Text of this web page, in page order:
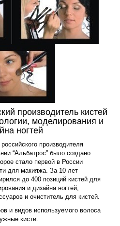
производитель кистей
моделирования и
ногтей
производителя
“Альбатрос” было создано
стало первой в России
для макияжа. За 10 лет
до 400 позиций кистей для
и дизайна ногтей,
и очиститель для кистей.
и видов используемого волоса
кисти.